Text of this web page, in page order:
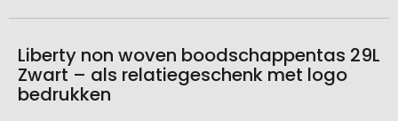
Liberty non woven boodschappentas 29L
Zwart – als relatiegeschenk met logo
bedrukken